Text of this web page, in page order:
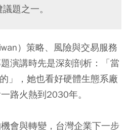
題之一。
）策略、風險與交易服務
演講時先是深刻剖析：「當
」，她也看好硬體生態系廠
路火熱到2030年。
會與轉變，台灣企業下一步